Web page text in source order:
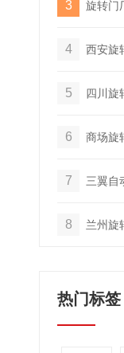
3 旋转门
4 西安旋
5 四川旋
6 商场旋
7 三翼自
8 兰州旋
热门标签